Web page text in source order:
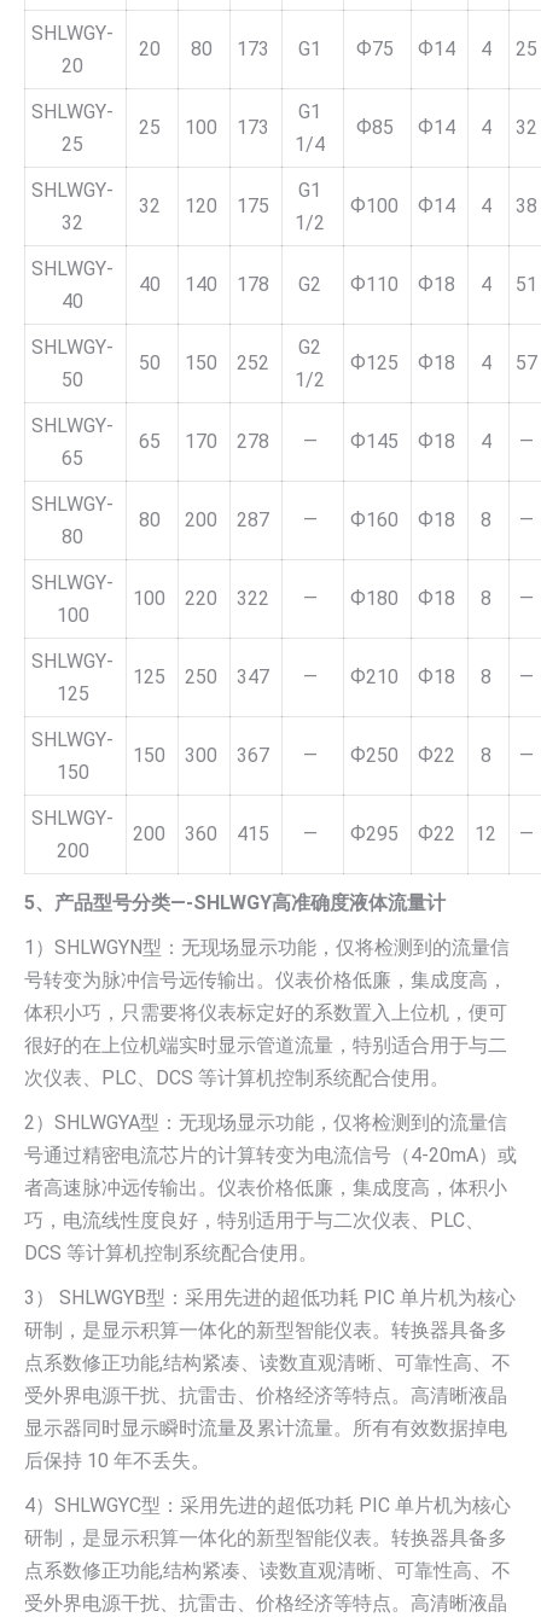
SHLWGY-
20
20 80 173 G1 Ф75 Ф14 4 25
SHLWGY-
25
25 100 173
G1
1/4
Ф85 Ф14 4 32
SHLWGY-
32
32 120 175
G1
1/2
Ф100 Ф14 4 38
SHLWGY-
40
40 140 178 G2 Ф110 Ф18 4 51
SHLWGY-
50
50 150 252
G2
1/2
Ф125 Ф18 4 57
SHLWGY-
65
65 170 278 — Ф145 Ф18 4 —
SHLWGY-
80
80 200 287 — Ф160 Ф18 8 —
SHLWGY-
100
100 220 322 — Ф180 Ф18 8 —
SHLWGY-
125
125 250 347 — Ф210 Ф18 8 —
SHLWGY-
150
150 300 367 — Ф250 Ф22 8 —
SHLWGY-
200
200 360 415 — Ф295 Ф22 12 —
5、产品型号分类—-SHLWGY高准确度液体流量计
1）SHLWGYN型：无现场显示功能，仅将检测到的流量信
号转变为脉冲信号远传输出。仪表价格低廉，集成度高，
体积小巧，只需要将仪表标定好的系数置入上位机，便可
很好的在上位机端实时显示管道流量，特别适合用于与二
次仪表、PLC、DCS 等计算机控制系统配合使用。
2）SHLWGYA型：无现场显示功能，仅将检测到的流量信
号通过精密电流芯片的计算转变为电流信号（4-20mA）或
者高速脉冲远传输出。仪表价格低廉，集成度高，体积小
巧，电流线性度良好，特别适用于与二次仪表、PLC、
DCS 等计算机控制系统配合使用。
3） SHLWGYB型：采用先进的超低功耗 PIC 单片机为核心
研制，是显示积算一体化的新型智能仪表。转换器具备多
点系数修正功能,结构紧凑、读数直观清晰、可靠性高、不
受外界电源干扰、抗雷击、价格经济等特点。高清晰液晶
显示器同时显示瞬时流量及累计流量。所有有效数据掉电
后保持 10 年不丢失。
4）SHLWGYC型：采用先进的超低功耗 PIC 单片机为核心
研制，是显示积算一体化的新型智能仪表。转换器具备多
点系数修正功能,结构紧凑、读数直观清晰、可靠性高、不
受外界电源干扰、抗雷击、价格经济等特点。高清晰液晶